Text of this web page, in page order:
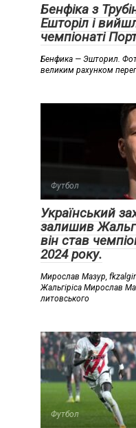
Бенфіка з
Ешторіл і
чемпіонаті
Бенфика — Эшторил.
великим рахунком
Футбол
Український
залишив
він став
2024 року.
Мирослав Мазур,
Жальгіріса Мирослав
литовського
Футбол